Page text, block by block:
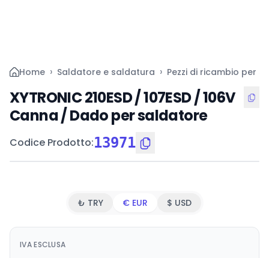
Home › Saldatore e saldatura › Pezzi di ricambio per
XYTRONIC 210ESD / 107ESD / 106V
Canna / Dado per saldatore
Codice Prodotto:13971
₺ TRY € EUR $ USD
IVA ESCLUSA